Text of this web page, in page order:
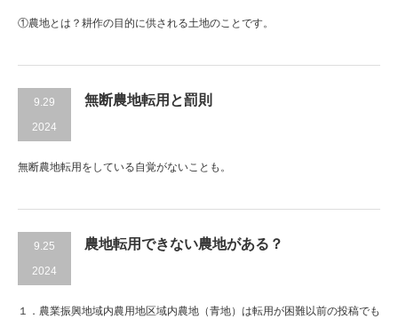
①農地とは？耕作の目的に供される土地のことです。
9.29
2024
無断農地転用と罰則
無断農地転用をしている自覚がないことも。
9.25
2024
農地転用できない農地がある？
１．農業振興地域内農用地区域内農地（青地）は転用が困難以前の投稿でも